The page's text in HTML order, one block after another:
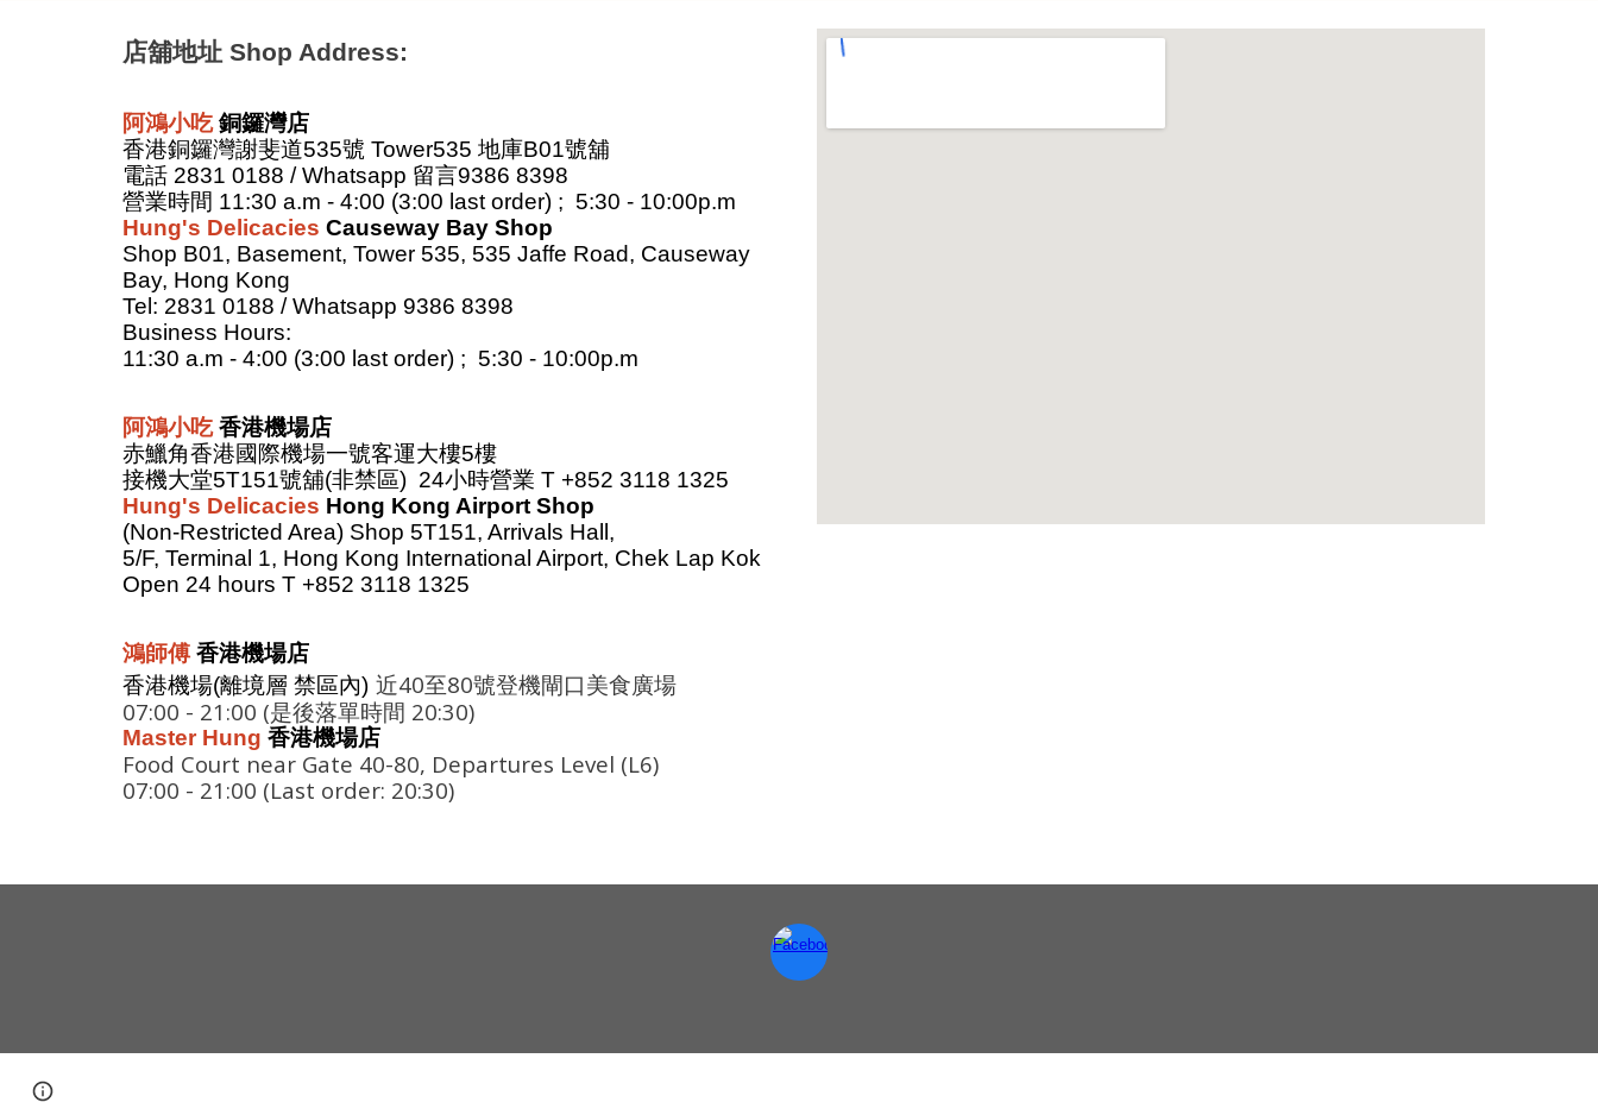
店舖地址 Shop Address:
阿鴻小吃銅鑼灣店
香港銅鑼灣謝斐道535號 Tower535 地庫B01號舖
電話 2831 0188 / Whatsapp 留言9386 8398
營業時間 11:30 a.m - 4:00 (3:00 last order) ; 5:30 - 10:00p.m
Hung's Delicacies Causeway Bay Shop
Shop B01, Basement, Tower 535, 535 Jaffe Road, Causeway
Bay, Hong Kong
Tel: 2831 0188 / Whatsapp 9386 8398
Business Hours:
11:30 a.m - 4:00 (3:00 last order) ; 5:30 - 10:00p.m
阿鴻小吃 香港機場店
赤鱲角香港國際機場一號客運大樓5樓
接機大堂5T151號舖(非禁區) 24小時營業 T +852 3118 1325
Hung's Delicacies Hong Kong Airport Shop
(Non-Restricted Area) Shop 5T151, Arrivals Hall,
5/F, Terminal 1, Hong Kong International Airport, Chek Lap Kok
Open 24 hours T +852 3118 1325
鴻師傅香港機場店
香港機場(離境層 禁區內) 近40至80號登機閘口美食廣場
07:00 - 21:00 (是後落單時間 20:30)
Master Hung 香港機場店
Food Court near Gate 40-80, Departures Level (L6)
07:00 - 21:00 (Last order: 20:30)